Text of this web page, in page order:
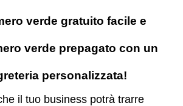
verde gratuito facile e
verde prepagato con un
personalizzata!
il tuo business potrà trarre